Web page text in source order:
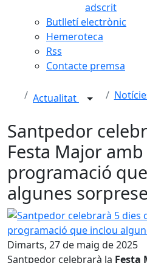
adscrit
Butlletí electrònic
Hemeroteca
Rss
Contacte premsa
Actualitat
Santpedor
Festa Major
programació
algunes
Santpedor celebrarà 5 dies
Dimarts, 27 de maig de 2025
Santpedor celebrarà la Festa